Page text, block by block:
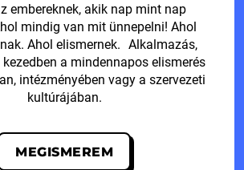
embereknek, akik nap mint nap
mindig van mit ünnepelni! Ahol
Ahol elismernek. Alkalmazás,
a mindennapos elismerés
intézményében vagy a szervezeti
kultúrájában.
MEGISMEREM